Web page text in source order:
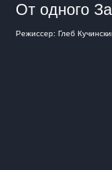
От одного
Режиссер: Глеб